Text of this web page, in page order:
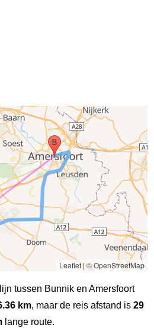
Leaflet|© OpenStreetMap
tussen Bunnik en Amersfoort
km, maar de reis afstand is 29
lange route.